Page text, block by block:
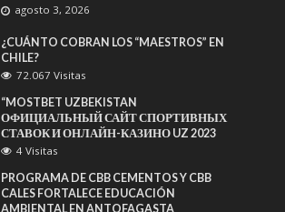
agosto 3, 2026
¿CUÁNTO COBRAN LOS “MAESTROS” EN
CHILE?
72.067 Visitas
“MOSTBET UZBEKISTAN
ОФИЦИАЛЬНЫЙ САЙТ СПОРТИВНЫХ
СТАВОК И ОНЛАЙН-КАЗИНО UZ 2023
4 Visitas
PROGRAMA DE CBB CEMENTOS Y CBB
CALES FORTALECE EDUCACIÓN
AMBIENTAL EN ANTOFAGASTA